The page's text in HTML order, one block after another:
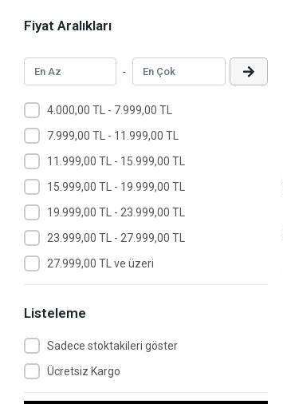
Fiyat Aralıkları
-
4.000,00 TL - 7.999,00 TL
7.999,00 TL - 11.999,00 TL
11.999,00 TL - 15.999,00 TL
15.999,00 TL - 19.999,00 TL
19.999,00 TL - 23.999,00 TL
23.999,00 TL - 27.999,00 TL
27.999,00 TL ve üzeri
Listeleme
Sadece stoktakileri göster
Ücretsiz Kargo